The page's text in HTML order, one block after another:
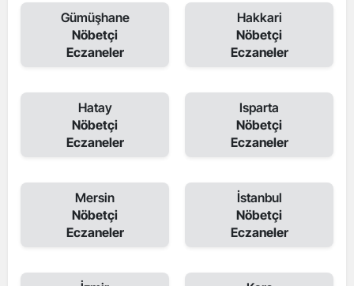
Gümüşhane
Nöbetçi
Eczaneler
Hakkari
Nöbetçi
Eczaneler
Hatay
Nöbetçi
Eczaneler
Isparta
Nöbetçi
Eczaneler
Mersin
Nöbetçi
Eczaneler
İstanbul
Nöbetçi
Eczaneler